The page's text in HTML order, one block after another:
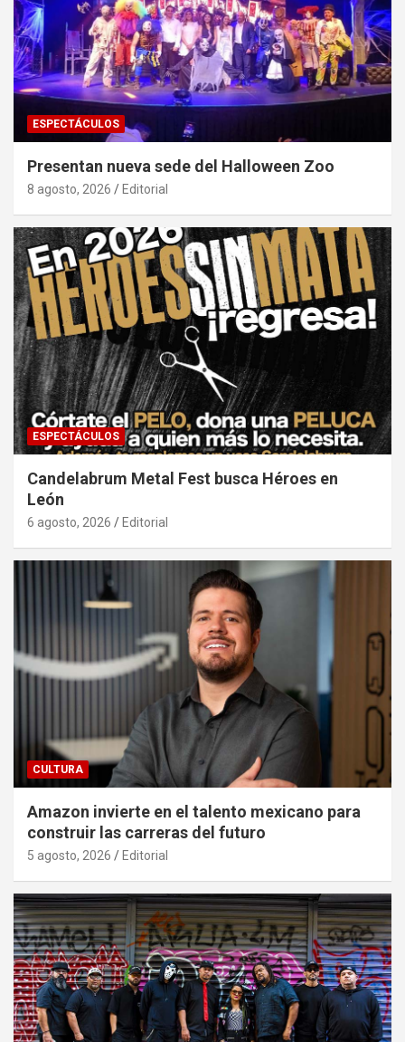
ESPECTÁCULOS
Presentan nueva sede del Halloween Zoo
8 agosto, 2026 Editorial
ESPECTÁCULOS
Candelabrum Metal Fest busca Héroes en
León
6 agosto, 2026 Editorial
CULTURA
Amazon invierte en el talento mexicano para
construir las carreras del futuro
5 agosto, 2026 Editorial